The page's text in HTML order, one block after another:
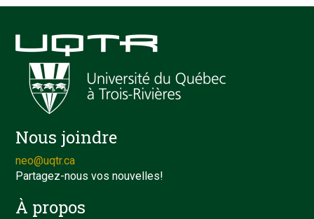
Nous joindre
neo@uqtr.ca
Partagez-nous vos nouvelles!
À propos